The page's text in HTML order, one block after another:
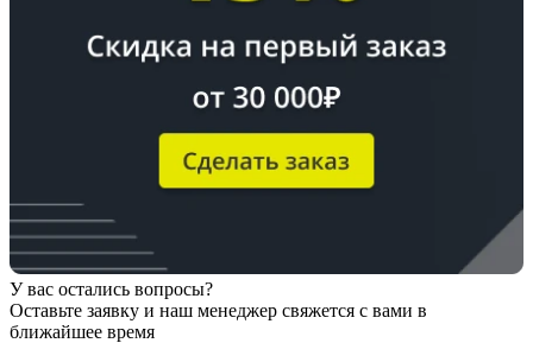
У вас остались вопросы?
Оставьте заявку и наш менеджер свяжется с вами в
ближайшее время